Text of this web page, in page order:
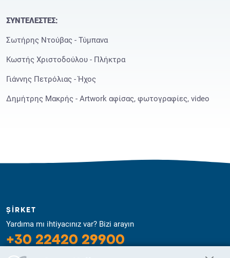
ΣΥΝΤΕΛΕΣΤΕΣ:
Σωτήρης Ντούβας - Τύμπανα
Κωστής Χριστοδούλου - Πλήκτρα
Γιάννης Πετρόλιας - Ήχος
Δημήτρης Μακρής - Artwork αφίσας, φωτογραφίες, video
ŞİRKET
Yardıma mı ihtiyacınız var? Bizi arayın
+30 22420 29900